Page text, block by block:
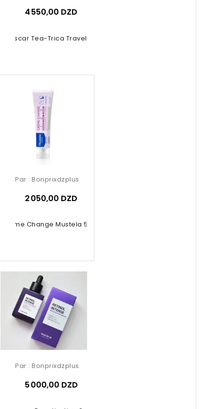
Tea-Trica Travel Kit 4 Pcs
4 550,00 DZD
Crème Change Mustela 50ml
Par : Bonprixdzplus
2 050,00 DZD
Par : Bonprixdzplus
5 000,00 DZD